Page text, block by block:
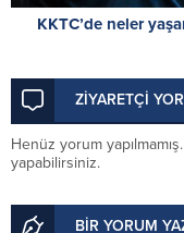
KKTC’de neler
ZİYARETÇİ
Henüz yorum
yapabilirsiniz.
BİR YORUM